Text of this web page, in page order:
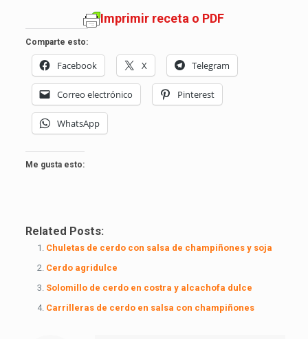
Imprimir receta o PDF
Comparte esto:
Facebook X Telegram
Correo electrónico Pinterest
WhatsApp
Me gusta esto:
Related Posts:
Chuletas de cerdo con salsa de champiñones y soja
Cerdo agridulce
Solomillo de cerdo en costra y alcachofa dulce
Carrilleras de cerdo en salsa con champiñones